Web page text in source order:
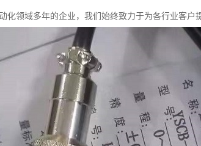
化领域多年的企业，我们始终致力于为各行业客户